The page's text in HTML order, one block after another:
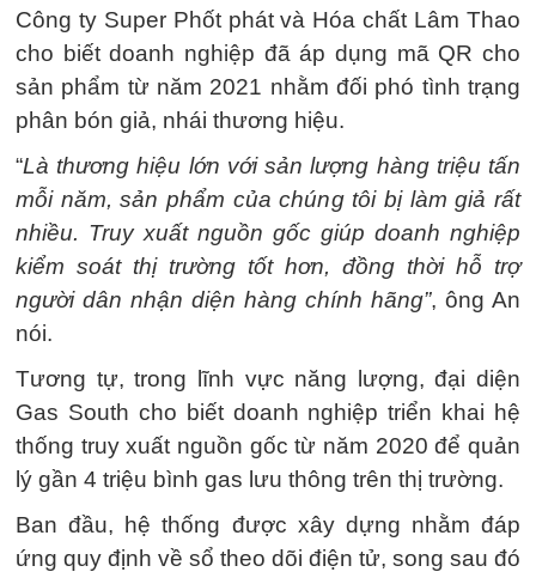
Công ty Super Phốt phát và Hóa chất Lâm Thao
cho biết doanh nghiệp đã áp dụng mã QR cho
sản phẩm từ năm 2021 nhằm đối phó tình trạng
phân bón giả, nhái thương hiệu.
“Là thương hiệu lớn với sản lượng hàng triệu tấn
mỗi năm, sản phẩm của chúng tôi bị làm giả rất
nhiều. Truy xuất nguồn gốc giúp doanh nghiệp
kiểm soát thị trường tốt hơn, đồng thời hỗ trợ
người dân nhận diện hàng chính hãng”, ông An
nói.
Tương tự, trong lĩnh vực năng lượng, đại diện
Gas South cho biết doanh nghiệp triển khai hệ
thống truy xuất nguồn gốc từ năm 2020 để quản
lý gần 4 triệu bình gas lưu thông trên thị trường.
Ban đầu, hệ thống được xây dựng nhằm đáp
ứng quy định về sổ theo dõi điện tử, song sau đó